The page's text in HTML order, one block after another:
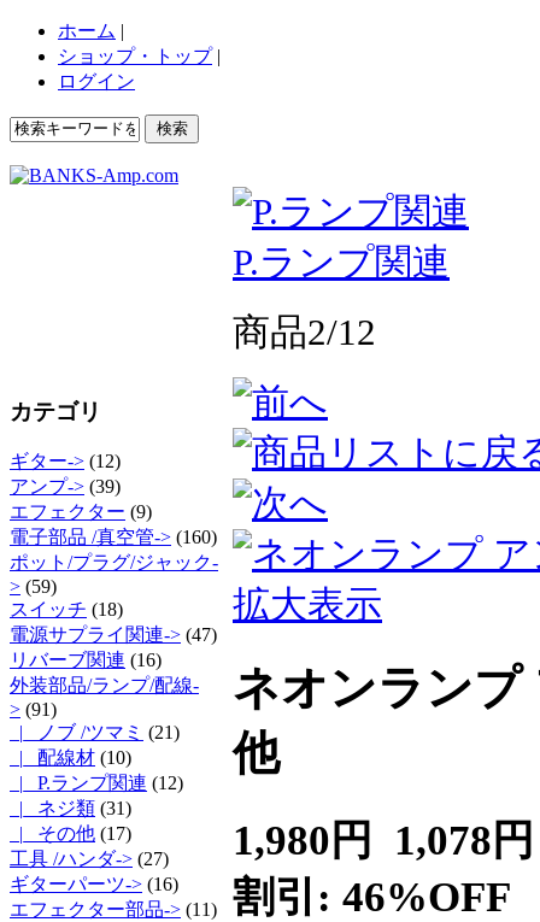
ホーム |
ショップ・トップ|
ログイン
カテゴリ
ギター-> (12)
アンプ-> (39)
エフェクター (9)
電子部品 /真空管-> (160)
ポット/プラグ/ジャック-
> (59)
スイッチ (18)
電源サプライ関連-> (47)
リバーブ関連 (16)
外装部品/ランプ/配線-
> (91)
|_ ノブ /ツマミ (21)
|_ 配線材 (10)
|_ P.ランプ関連 (12)
|_ ネジ類 (31)
|_ その他 (17)
工具 /ハンダ-> (27)
ギターパーツ-> (16)
エフェクター部品-> (11)
P.ランプ関連
商品2/12
拡大表示
ネオンランプ
他
1,980円
1,078円
割引: 46%OFF